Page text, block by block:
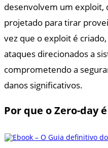
desenvolvem um exploit,
projetado para tirar
vez que o exploit é
ataques direcionados a
comprometendo a
danos significativos.
Por que o Zero-day